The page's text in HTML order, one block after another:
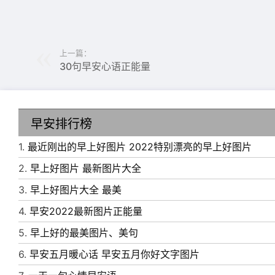
14、想和你喝酒是假的，想醉你怀里是真的。
17、你别难过，风筝有风，海豚有海，你还有我
18、一路走来，有千万人经过身边，可是却只
时光面前，唯有朋友永远，早安。
19、睁开迷人的双眼，看白云片片;舒展美丽
愿你心情无比灿烂，生活舒心无忧烦!
20、清晨到，对着镜子照一照，笑一笑，所有
报到，给你道声早，祝你一天幸福乐逍遥。早
上一篇：
30句早安心语正能量
早安排行榜
1. 最近刚出的早上好图片 2022特别漂亮的早上好图片
2. 早上好图片 最新图片大全
3. 早上好图片大全 最美
4. 早安2022最新图片正能量
5. 早上好的最美图片、美句
6. 早安五月暖心话 早安五月你好文字图片